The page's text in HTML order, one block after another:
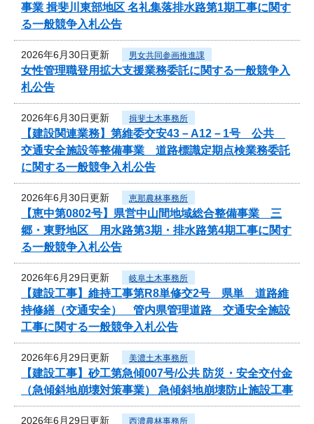
事業 揖斐川東部地区 名礼集落排水路第1期工事に関す
る一般競争入札公告
2026年6月30日更新 男女共同参画推進課
女性管理職登用拡大支援業務委託に関する一般競争入
札公告
2026年6月30日更新 揖斐土木事務所
【建設関連業務】第維委交安43－A12－1号 公共
交通安全施設等整備事業 道路標識定期点検業務委託
に関する一般競争入札公告
2026年6月30日更新 恵那農林事務所
【恵中第0802号】県営中山間地域総合整備事業 三
郷・東野地区 用水路第3期・排水路第4期工事に関す
る一般競争入札公告
2026年6月29日更新 岐阜土木事務所
【建設工事】維持工事第R8単修交2号 県単 道路維
持修繕（交通安全） 管内県管理道路 交通安全施設
工事に関する一般競争入札公告
2026年6月29日更新 美濃土木事務所
【建設工事】砂工第急傾007号/公共 防災・安全交付金
（急傾斜地崩壊対策事業） 急傾斜地崩壊防止施設工事
2026年6月29日更新 西濃農林事務所